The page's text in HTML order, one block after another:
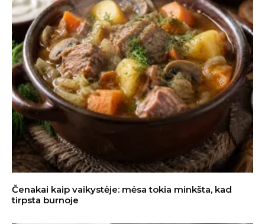
Čenakai kaip vaikystėje: mėsa tokia minkšta, kad
tirpsta burnoje